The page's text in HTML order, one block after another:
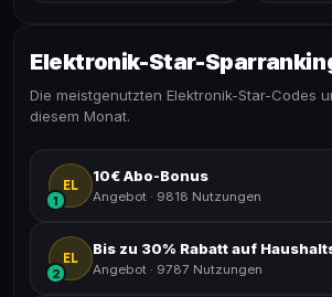
Elektronik-Star-
Die meistgenutzten Elektronik-Star-Codes
diesem Monat.
EL
1
10€ Abo-Bonus
Angebot · 9818 Nutzungen
EL
2 Angebot · 9787 Nutzungen